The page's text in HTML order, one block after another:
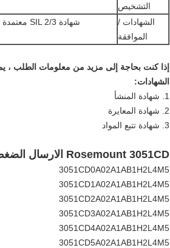
التشخيص
الشهادات /
الموافقة
إذا كنت بحاجة إلى مزيد من معلومات الطلب ،
الشهادات:
1. شهادة المنشأ
2. شهادة المعايرة
3. شهادة تتبع المواد
Rosemount 3051CD الارسال الضغط
3051CD0A02A1AB1H2L4M5
3051CD1A02A1AB1H2L4M5
3051CD2A02A1AB1H2L4M5
3051CD3A02A1AB1H2L4M5
3051CD4A02A1AB1H2L4M5
3051CD5A02A1AB1H2L4M5